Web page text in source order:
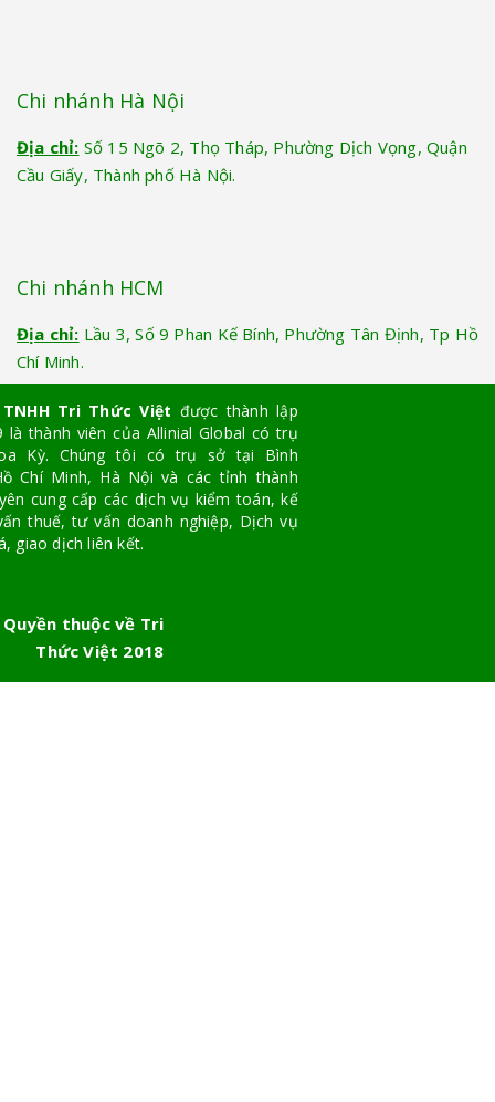
Chi nhánh Hà Nội
Địa chỉ: Số 15 Ngõ 2, Thọ Tháp, Phường Dịch Vọng, Quận
Cầu Giấy, Thành phố Hà Nội.
Chi nhánh HCM
Địa chỉ: Lầu 3, Số 9 Phan Kế Bính, Phường Tân Định, Tp Hồ
Chí Minh.
Tri Thức Việt được thành lập
là thành viên của Allinial Global có trụ
Kỳ. Chúng tôi có trụ sở tại Bình
Chí Minh, Hà Nội và các tỉnh thành
cung cấp các dịch vụ kiểm toán, kế
thuế, tư vấn doanh nghiệp, Dịch vụ
giao dịch liên kết.
Quyền thuộc về Tri
Thức Việt 2018